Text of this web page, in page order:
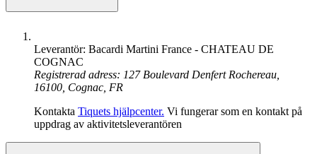
Leverantör: Bacardi Martini France - CHATEAU DE
COGNAC
Registrerad adress: 127 Boulevard Denfert Rochereau,
16100, Cognac, FR
Kontakta Tiquets hjälpcenter. Vi fungerar som en kontakt på
uppdrag av aktivitetsleverantören